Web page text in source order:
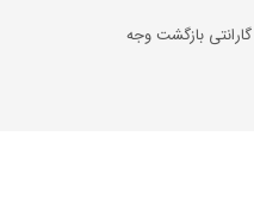
گارانتی بازگشت وجه